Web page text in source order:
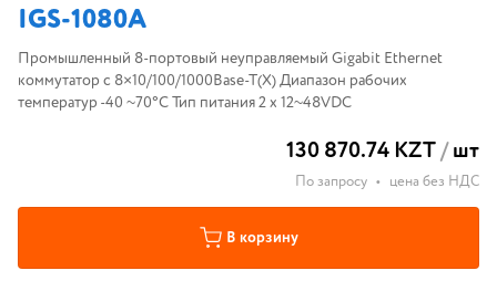
IGS-1080A
Промышленный 8-портовый неуправляемый Gigabit Ethernet
коммутатор с 8×10/100/1000Base-T(X) Диапазон рабочих
температур -40 ~70°C Тип питания 2 x 12~48VDC
130 870.74 KZT/шт
По запросу • цена без НДС
В корзину